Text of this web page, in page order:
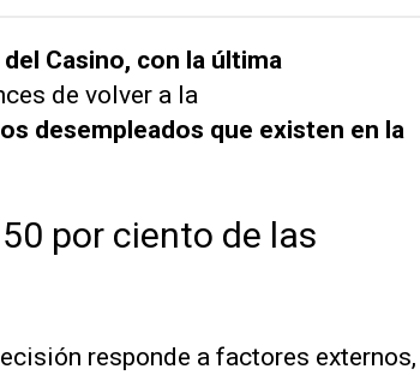
Casino, con la última
de volver a la
desempleados que existen en la
por ciento de las
responde a factores externos,